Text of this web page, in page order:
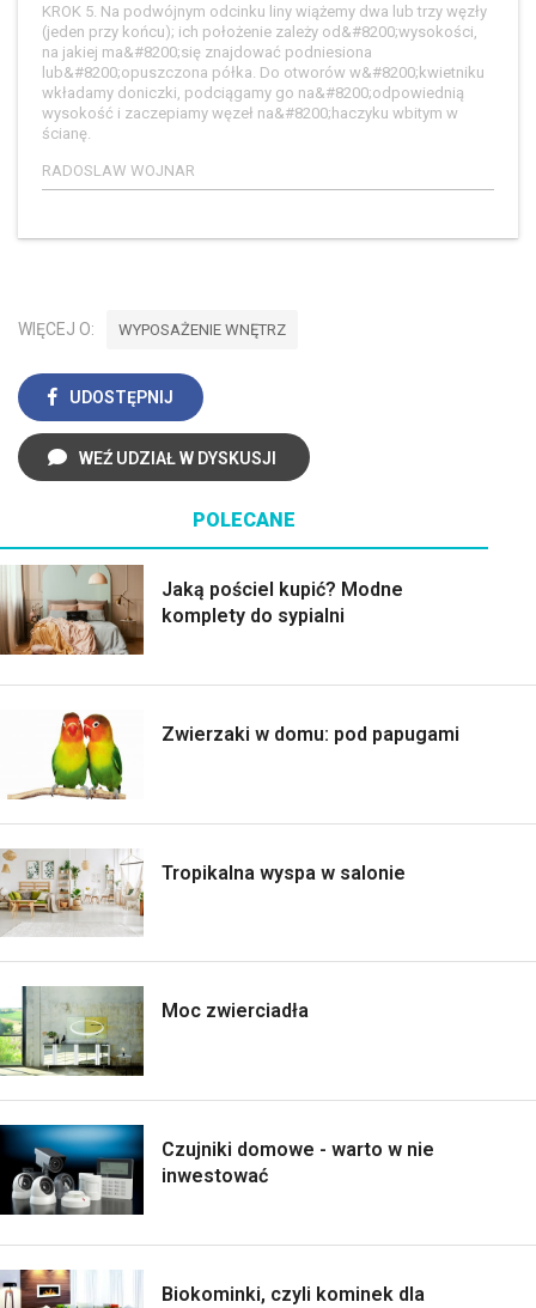
KROK 5. Na podwójnym odcinku liny wiążemy dwa lub trzy węzły
(jeden przy końcu); ich położenie zależy od&#8200;wysokości,
na jakiej ma&#8200;się znajdować podniesiona
lub&#8200;opuszczona półka. Do otworów w&#8200;kwietniku
wkładamy doniczki, podciągamy go na&#8200;odpowiednią
wysokość i zaczepiamy węzeł na&#8200;haczyku wbitym w
ścianę.
RADOSLAW WOJNAR
WIĘCEJ O: WYPOSAŻENIE WNĘTRZ
UDOSTĘPNIJ
WEŹ UDZIAŁ W DYSKUSJI
POLECANE
Jaką pościel kupić? Modne
komplety do sypialni
Zwierzaki w domu: pod papugami
Tropikalna wyspa w salonie
Moc zwierciadła
Czujniki domowe - warto w nie
inwestować
Biokominki, czyli kominek dla